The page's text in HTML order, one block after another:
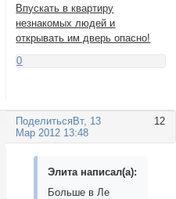
Впускать в квартиру
незнакомых людей и
открывать им дверь опасно!
0
Поделиться 12
Вт, 13
Мар 2012 13:48
Элита написал(а):
Больше в Ле